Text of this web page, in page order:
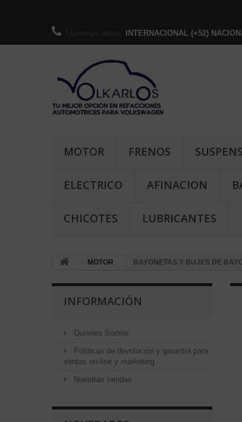
INTERNACIONAL (+52)
MOTOR FRENOS
ELECTRICO AFINACION
CHICOTES LUBRICANTES
MOTOR BAYONETAS Y BUJES DE
INFORMACIÓN
Quienes Somos
Políticas de devolución y garantía para
ventas on-line y marketing
Nuestras tiendas